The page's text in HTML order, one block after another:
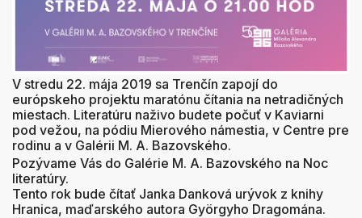
V stredu 22. mája 2019 sa Trenčín zapojí do
európskeho projektu maratónu čítania na netradičných
miestach. Literatúru naživo budete počuť v Kaviarni
pod vežou, na pódiu Mierového námestia, v Centre pre
rodinu a v Galérii M. A. Bazovského.
Pozývame Vás do Galérie M. A. Bazovského na Noc
literatúry.
Tento rok bude čítať Janka Danková urývok z knihy
Hranica, maďarského autora Györgyho Dragomána.